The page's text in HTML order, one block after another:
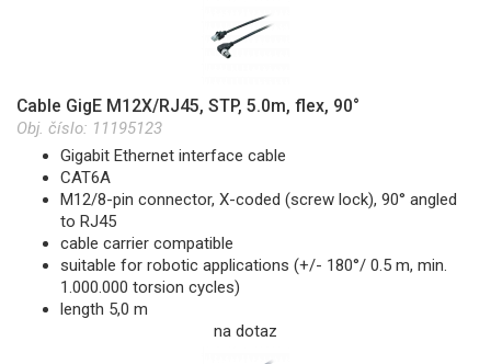
Cable GigE M12X/RJ45, STP, 5.0m, flex, 90°
Obj. číslo: 11195123
Gigabit Ethernet interface cable
CAT6A
M12/8-pin connector, X-coded (screw lock), 90° angled
to RJ45
cable carrier compatible
suitable for robotic applications (+/- 180°/ 0.5 m, min.
1.000.000 torsion cycles)
length 5,0 m
na dotaz